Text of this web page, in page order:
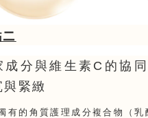
成分與維生素C的協
與緊緻
有的角質護理成分複合物（乳